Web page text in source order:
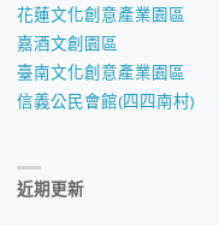
花蓮文化創意產業園區
嘉酒文創園區
臺南文化創意產業園區
信義公民會館(四四南村)
近期更新